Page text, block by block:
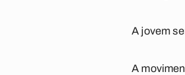
A jovem
A